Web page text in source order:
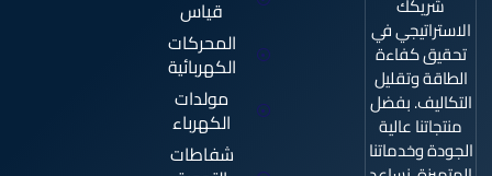
الاستراتيجي في
تحقيق كفاءة
الطاقة وتقليل
التكاليف. بفضل
منتجاتنا عالية
الجودة وخدماتنا
قياس
المحركات
الكهربائية
مولدات
الكهرباء
شفاطات